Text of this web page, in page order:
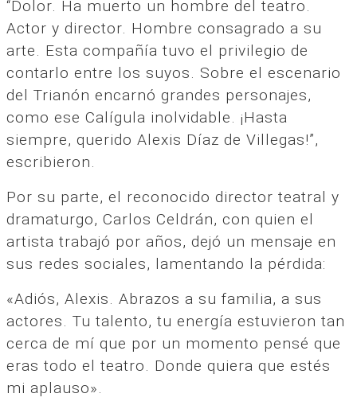
“Dolor. Ha muerto un hombre del teatro.
Actor y director. Hombre consagrado a su
arte. Esta compañía tuvo el privilegio de
contarlo entre los suyos. Sobre el escenario
del Trianón encarnó grandes personajes,
como ese Calígula inolvidable. ¡Hasta
siempre, querido Alexis Díaz de Villegas!”,
escribieron.
Por su parte, el reconocido director teatral y
dramaturgo, Carlos Celdrán, con quien el
artista trabajó por años, dejó un mensaje en
sus redes sociales, lamentando la pérdida:
«Adiós, Alexis. Abrazos a su familia, a sus
actores. Tu talento, tu energía estuvieron tan
cerca de mí que por un momento pensé que
eras todo el teatro. Donde quiera que estés
mi aplauso».